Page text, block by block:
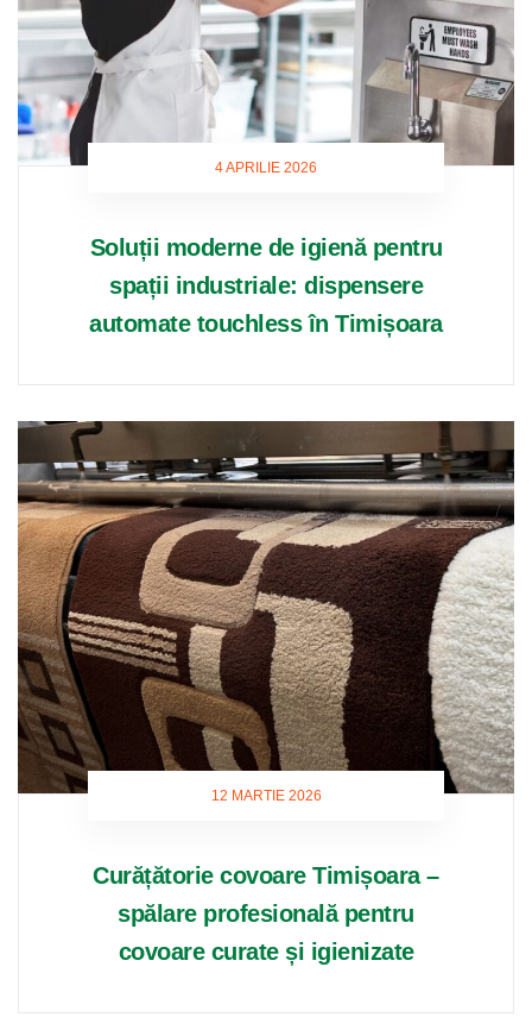
4 APRILIE 2026
Soluții moderne de igienă pentru
spații industriale: dispensere
automate touchless în Timișoara
12 MARTIE 2026
Curățătorie covoare Timișoara –
spălare profesională pentru
covoare curate și igienizate